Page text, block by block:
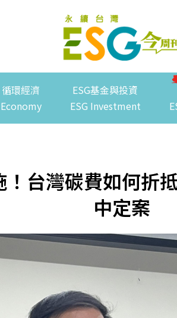
循環經濟
Economy
ESG基金與投資
ESG Investment
台灣碳費如何折
中定案